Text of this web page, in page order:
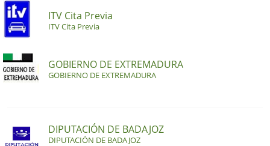
ITV Cita Previa
ITV Cita Previa
GOBIERNO DE EXTREMADURA
GOBIERNO DE EXTREMADURA
DIPUTACIÓN DE BADAJOZ
DIPUTACIÓN DE BADAJOZ